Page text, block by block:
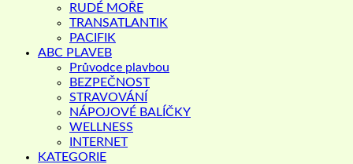
RUDÉ MOŘE
TRANSATLANTIK
PACIFIK
ABC PLAVEB
Průvodce plavbou
BEZPEČNOST
STRAVOVÁNÍ
NÁPOJOVÉ BALÍČKY
WELLNESS
INTERNET
KATEGORIE